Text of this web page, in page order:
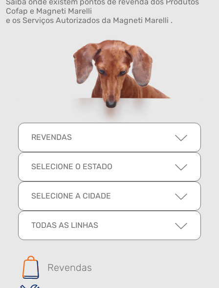
Saiba onde existem pontos de revenda dos Produtos
Cofap e Magneti Marelli
e os Serviços Autorizados da Magneti Marelli .
REVENDAS
SELECIONE O ESTADO
SELECIONE A CIDADE
TODAS AS LINHAS
Revendas